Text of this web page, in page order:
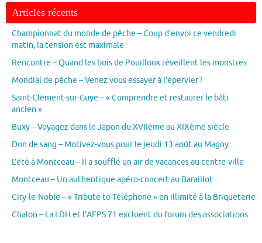
Articles récents
Championnat du monde de pêche – Coup d’envoi ce vendredi
matin, la tension est maximale
Rencontre – Quand les bois de Pouilloux réveillent les monstres
Mondial de pêche – Venez vous essayer à l’épervier !
Saint-Clément-sur-Guye – « Comprendre et restaurer le bâti
ancien »
Buxy – Voyagez dans le Japon du XVIIème au XIXème siècle
Don de sang – Motivez-vous pour le jeudi 13 août au Magny
L’été à Montceau – Il a soufflé un air de vacances au centre-ville
Montceau – Un authentique apéro-concert au Baraillot
Ciry-le-Noble – « Tribute to Téléphone » en illimité à la Briqueterie
Chalon – La LDH et l’AFPS 71 excluent du forum des associations